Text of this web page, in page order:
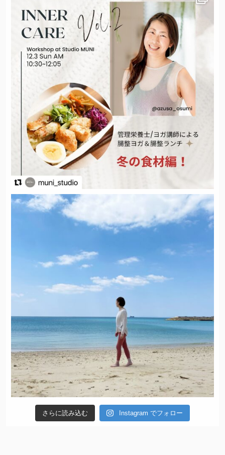
さらに読み込む Instagram でフォロー